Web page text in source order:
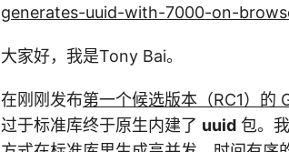
generates-uuid-with-7000-on-
大家好，我是Tony Bai。
在刚刚发布第一个候选版本（RC1）的
过于标准库终于原生内建了 uuid 包。